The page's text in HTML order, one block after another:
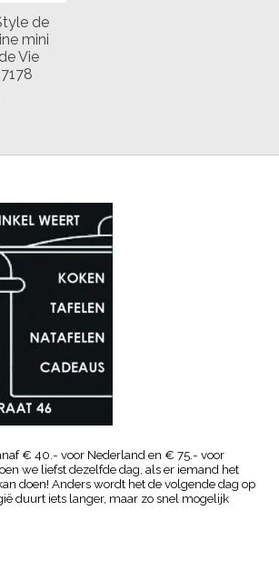
de
mini
Vie
€ 40.- voor Nederland en € 75.- voor
we liefst dezelfde dag, als er iemand het
doen! Anders wordt het de volgende dag op
duurt iets langer, maar zo snel mogelijk